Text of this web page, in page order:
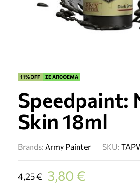
11% OFF ΣΕ ΑΠΟΘΕΜΑ
Speedpaint:
Skin 18ml
Brands: Army Painter SKU:
4,25€ 3,80€